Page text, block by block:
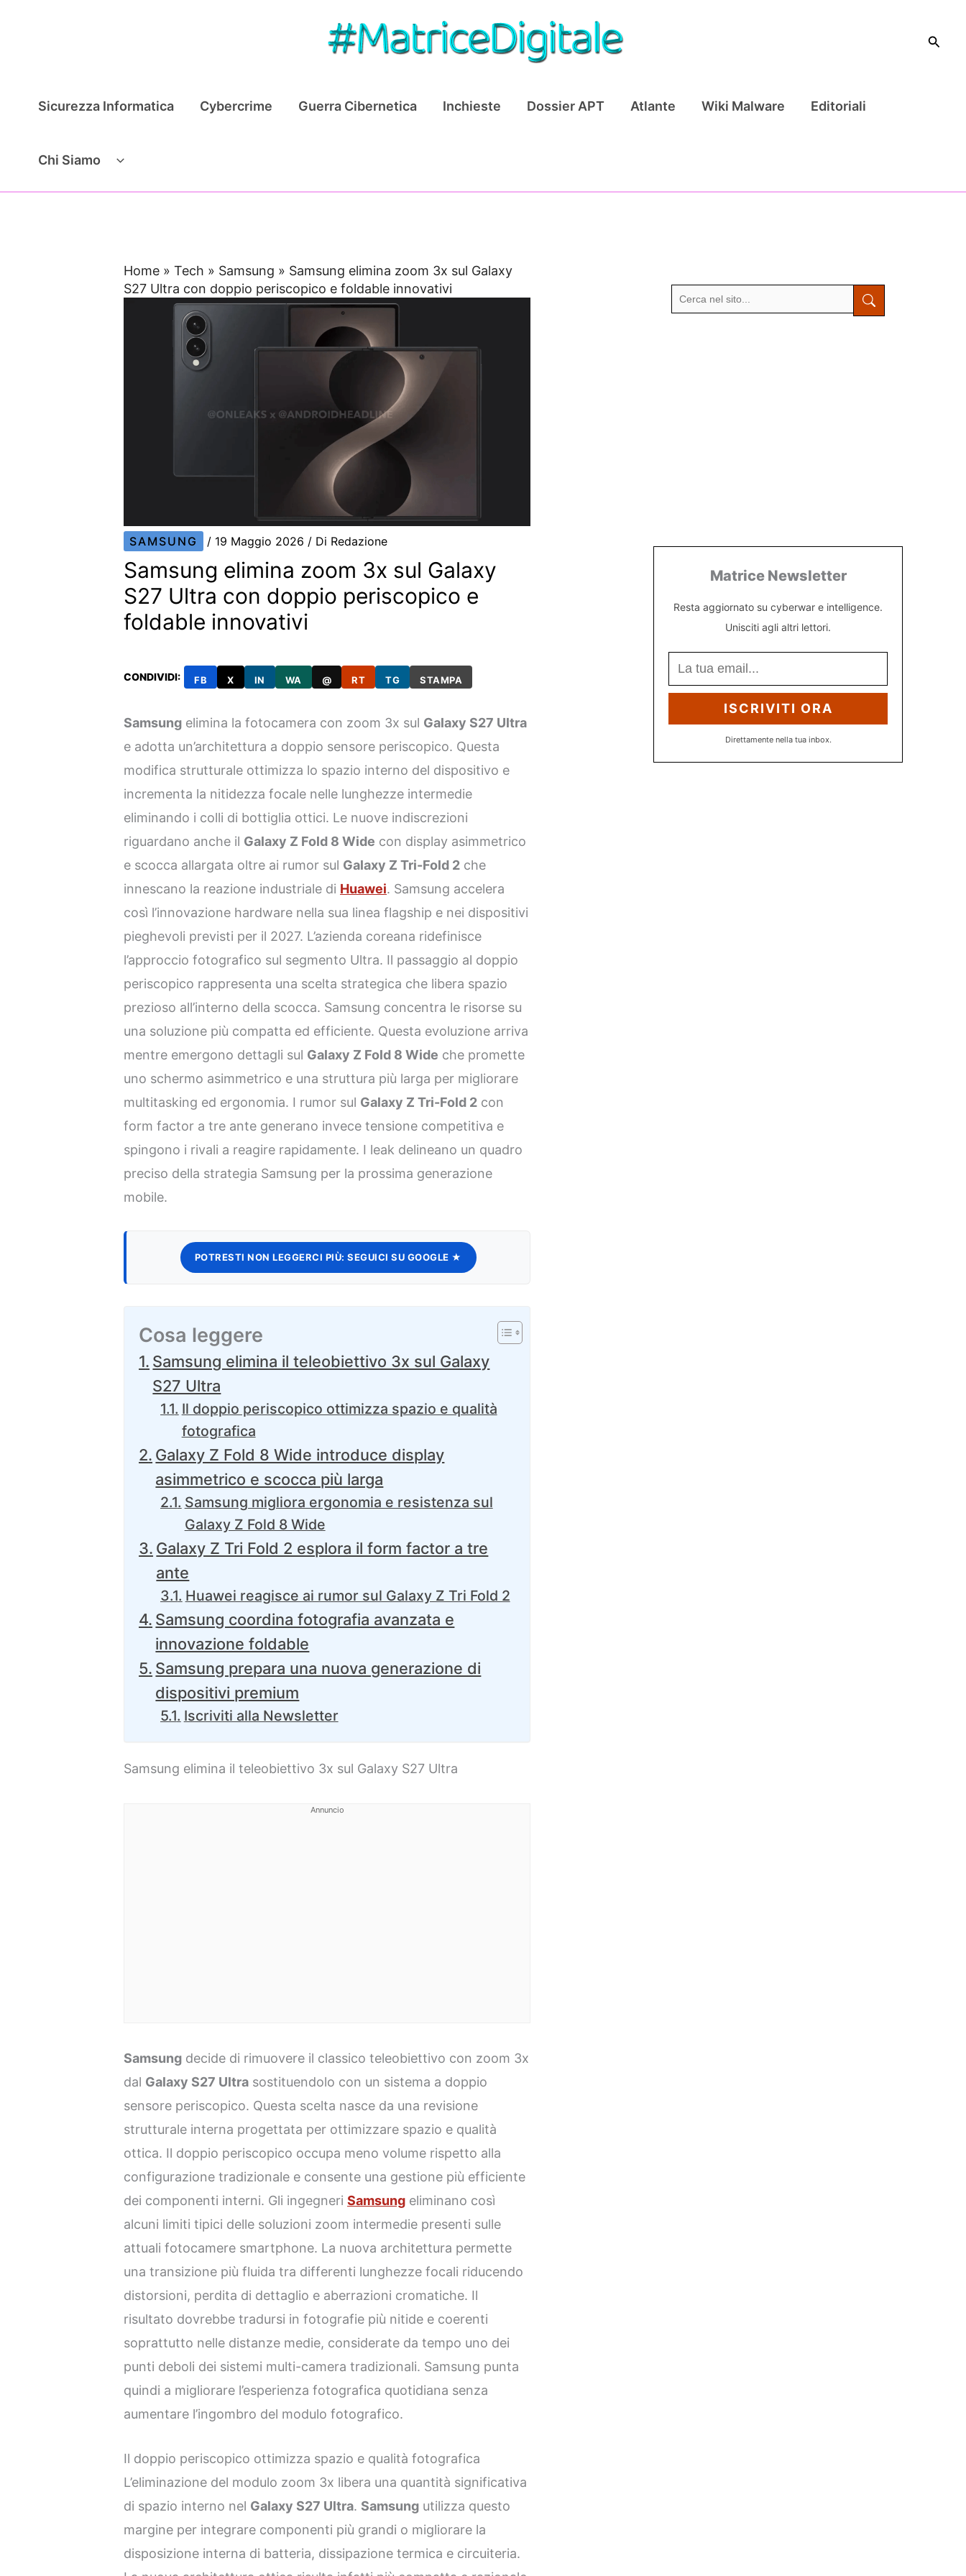
Cerca
Sicurezza Informatica Cybercrime Guerra Cibernetica Inchieste Dossier APT Atlante Wiki Malware Editoriali
Chi Siamo
Home »Tech » Samsung » Samsung elimina zoom 3x sul Galaxy
S27 Ultra con doppio periscopico e foldable innovativi
SAMSUNG / 19 Maggio 2026 / Di Redazione
Samsung elimina zoom 3x sul Galaxy
S27 Ultra con doppio periscopico e
foldable innovativi
CONDIVIDI: FB X IN WA @ RT TG STAMPA
Samsung elimina la fotocamera con zoom 3x sul Galaxy S27 Ultra
e adotta un’architettura a doppio sensore periscopico. Questa
modifica strutturale ottimizza lo spazio interno del dispositivo e
incrementa la nitidezza focale nelle lunghezze intermedie
eliminando i colli di bottiglia ottici. Le nuove indiscrezioni
riguardano anche il Galaxy Z Fold 8 Wide con display asimmetrico
e scocca allargata oltre ai rumor sul Galaxy Z Tri-Fold 2 che
innescano la reazione industriale di Huawei. Samsung accelera
così l’innovazione hardware nella sua linea flagship e nei dispositivi
pieghevoli previsti per il 2027. L’azienda coreana ridefinisce
l’approccio fotografico sul segmento Ultra. Il passaggio al doppio
periscopico rappresenta una scelta strategica che libera spazio
prezioso all’interno della scocca. Samsung concentra le risorse su
una soluzione più compatta ed efficiente. Questa evoluzione arriva
mentre emergono dettagli sul Galaxy Z Fold 8 Wide che promette
uno schermo asimmetrico e una struttura più larga per migliorare
multitasking ed ergonomia. I rumor sul Galaxy Z Tri-Fold 2 con
form factor a tre ante generano invece tensione competitiva e
spingono i rivali a reagire rapidamente. I leak delineano un quadro
preciso della strategia Samsung per la prossima generazione
mobile.
POTRESTI NON LEGGERCI PIÙ: SEGUICI SU GOOGLE ★
Cosa leggere
Samsung elimina il teleobiettivo 3x sul Galaxy
S27 Ultra
Il doppio periscopico ottimizza spazio e qualità
fotografica
Galaxy Z Fold 8 Wide introduce display
asimmetrico e scocca più larga
Samsung migliora ergonomia e resistenza sul
Galaxy Z Fold 8 Wide
Galaxy Z Tri Fold 2 esplora il form factor a tre
ante
Huawei reagisce ai rumor sul Galaxy Z Tri Fold 2
Samsung coordina fotografia avanzata e
innovazione foldable
Samsung prepara una nuova generazione di
dispositivi premium
Iscriviti alla Newsletter
Samsung elimina il teleobiettivo 3x sul Galaxy S27 Ultra
Annuncio
Samsung decide di rimuovere il classico teleobiettivo con zoom 3x
dal Galaxy S27 Ultra sostituendolo con un sistema a doppio
sensore periscopico. Questa scelta nasce da una revisione
strutturale interna progettata per ottimizzare spazio e qualità
ottica. Il doppio periscopico occupa meno volume rispetto alla
configurazione tradizionale e consente una gestione più efficiente
dei componenti interni. Gli ingegneriSamsung eliminano così
alcuni limiti tipici delle soluzioni zoom intermedie presenti sulle
attuali fotocamere smartphone. La nuova architettura permette
una transizione più fluida tra differenti lunghezze focali riducendo
distorsioni, perdita di dettaglio e aberrazioni cromatiche. Il
risultato dovrebbe tradursi in fotografie più nitide e coerenti
soprattutto nelle distanze medie, considerate da tempo uno dei
punti deboli dei sistemi multi-camera tradizionali. Samsung punta
quindi a migliorare l’esperienza fotografica quotidiana senza
aumentare l’ingombro del modulo fotografico.
Il doppio periscopico ottimizza spazio e qualità fotografica
L’eliminazione del modulo zoom 3x libera una quantità significativa
di spazio interno nel Galaxy S27 Ultra. Samsung utilizza questo
margine per integrare componenti più grandi o migliorare la
disposizione interna di batteria, dissipazione termica e circuiteria.
Matrice Newsletter
Resta aggiornato su cyberwar e intelligence.
Unisciti agli altri lettori.
ISCRIVITI ORA
Direttamente nella tua inbox.